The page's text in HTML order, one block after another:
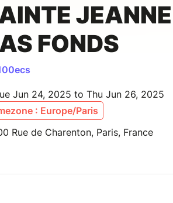
FONDS
Jun 24, 2025 to Thu Jun 26, 2025
: Europe/Paris
Rue de Charenton, Paris, France